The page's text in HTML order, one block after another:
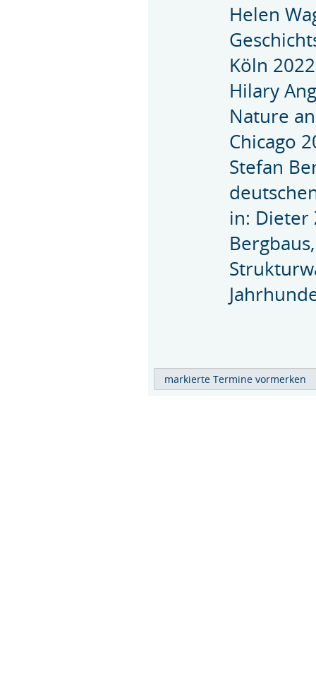
Helen
Köln
Hilary
Nature
Chicago
Stefan
in: Dieter